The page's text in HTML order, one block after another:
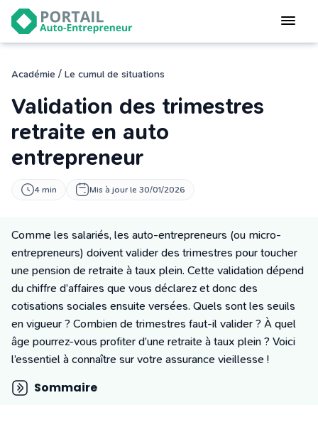
Devenir
auto-entrepreneur
logiciel de facturation
Modifier
mon auto-entreprise
Cesser
mon activité
Statut auto-entrepreneur
Programmes de Formation
L’académie
Tarifs
Blog
Académie / Le cumul de situations
Validation des trimestres
retraite en auto
entrepreneur
4 min Mis à jour le 30/01/2026
Comme les salariés, les auto-entrepreneurs (ou micro-
entrepreneurs) doivent valider des trimestres pour toucher
une pension de retraite à taux plein. Cette validation dépend
du chiffre d’affaires que vous déclarez et donc des
cotisations sociales ensuite versées. Quels sont les seuils
en vigueur ? Combien de trimestres faut-il valider ? À quel
âge pourrez-vous profiter d’une retraite à taux plein ? Voici
l’essentiel à connaître sur votre assurance vieillesse !
Sommaire